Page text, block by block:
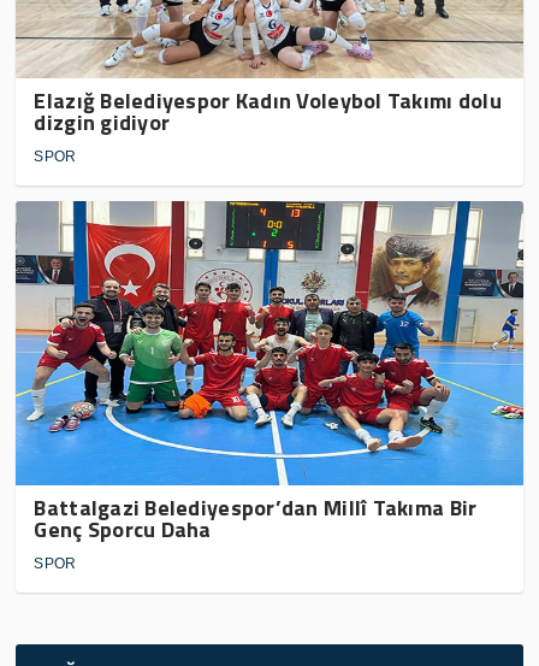
Elazığ Belediyespor Kadın Voleybol Takımı dolu
dizgin gidiyor
SPOR
Battalgazi Belediyespor’dan Millî Takıma Bir
Genç Sporcu Daha
SPOR